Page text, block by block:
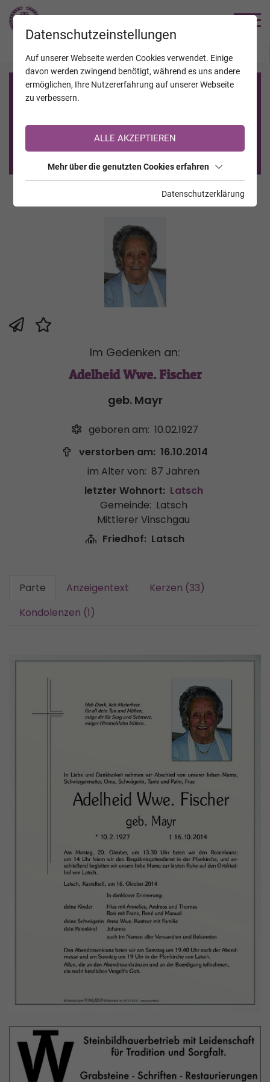
Registrierung auf TrauerHilfe.it
Sie sind noch nicht auf TrauerHilfe.it registriert?
>> zur kostenlosen Registrierung <<
Im Gedenken an:
Adelheid Wwe. Fischer
geb. Mayr
geboren am: 10.02.1927
verstorben am: 16.10.2014
im Alter von: 87 Jahren
letzter Wohnort: Latsch
Gemeinde: Latsch
Mittlerer Vinschgau
Friedhof: Latsch
Parte Anzeigentext
Kerzen (33)
Kondolenzen (1)
Datenschutzeinstellungen
Auf unserer Webseite werden Cookies verwendet. Einige
davon werden zwingend benötigt, während es uns andere
ermöglichen, Ihre Nutzererfahrung auf unserer Webseite
zu verbessern.
ALLE AKZEPTIEREN
Mehr über die genutzten Cookies erfahren
Datenschutzerklärung
JAHRESTAGE KALENDER VERSTORBENE